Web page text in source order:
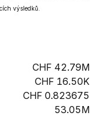
výsledků.
42.79M
16.50K
0.823675
53.05M